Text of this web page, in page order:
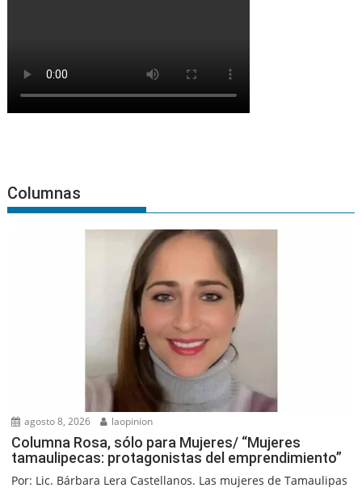
Columnas
agosto 8, 2026 laopinion
Columna Rosa, sólo para Mujeres/ “Mujeres
tamaulipecas: protagonistas del emprendimiento”
Por: Lic. Bárbara Lera Castellanos. Las mujeres de Tamaulipas